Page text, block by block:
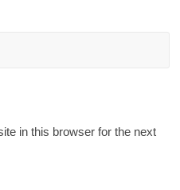
in this browser for the next